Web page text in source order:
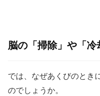
脳の「掃除」や「
では、なぜあくびのとき
のでしょうか。